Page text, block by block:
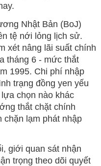
Nhật Bản (BoJ)
tệ nới lỏng lịch sử.
xét nâng lãi suất chính
tháng 6 - mức thắt
1995. Chi phí nhập
trạng đồng yen yếu
chọn nào khác
thắt chặt chính
chặn lạm phát nhập
giới quan sát nhận
trọng theo dõi quyết